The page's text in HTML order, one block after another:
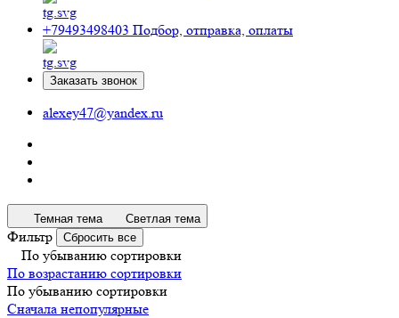
+79493498403 Подбор, отправка, оплаты
Заказать звонок
alexey47@yandex.ru
Темная тема Светлая тема
Фильтр Сбросить все
По убыванию сортировки
По возрастанию сортировки
По убыванию сортировки
Сначала непопулярные